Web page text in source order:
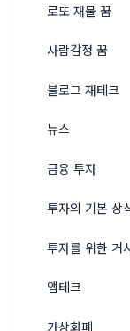
로또 재물 꿈
사람감정 꿈
블로그 재테크
뉴스
금융 투자
투자의 기본 상
투자를 위한 거
앱테크
가상화폐